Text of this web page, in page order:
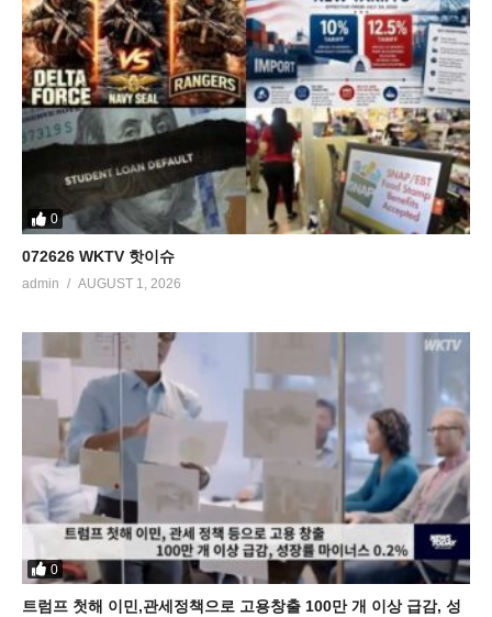
0
072626 WKTV 핫이슈
admin AUGUST 1, 2026
0
트럼프 첫해 이민,관세정책으로 고용창출 100만 개 이상 급감, 성